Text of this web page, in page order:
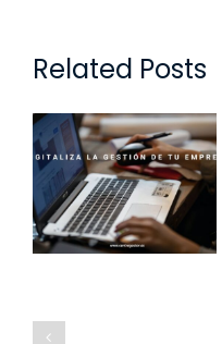
Related Posts